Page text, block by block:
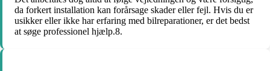
da forkert installation kan forårsage skader eller fejl. Hvis du er
usikker eller ikke har erfaring med bilreparationer, er det bedst
at søge professionel hjælp.8.